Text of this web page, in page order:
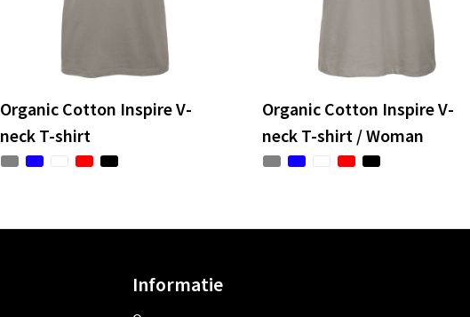
Organic Cotton Inspire V-
neck T-shirt
Organic Cotton Inspire V-
neck T-shirt / Woman
Informatie